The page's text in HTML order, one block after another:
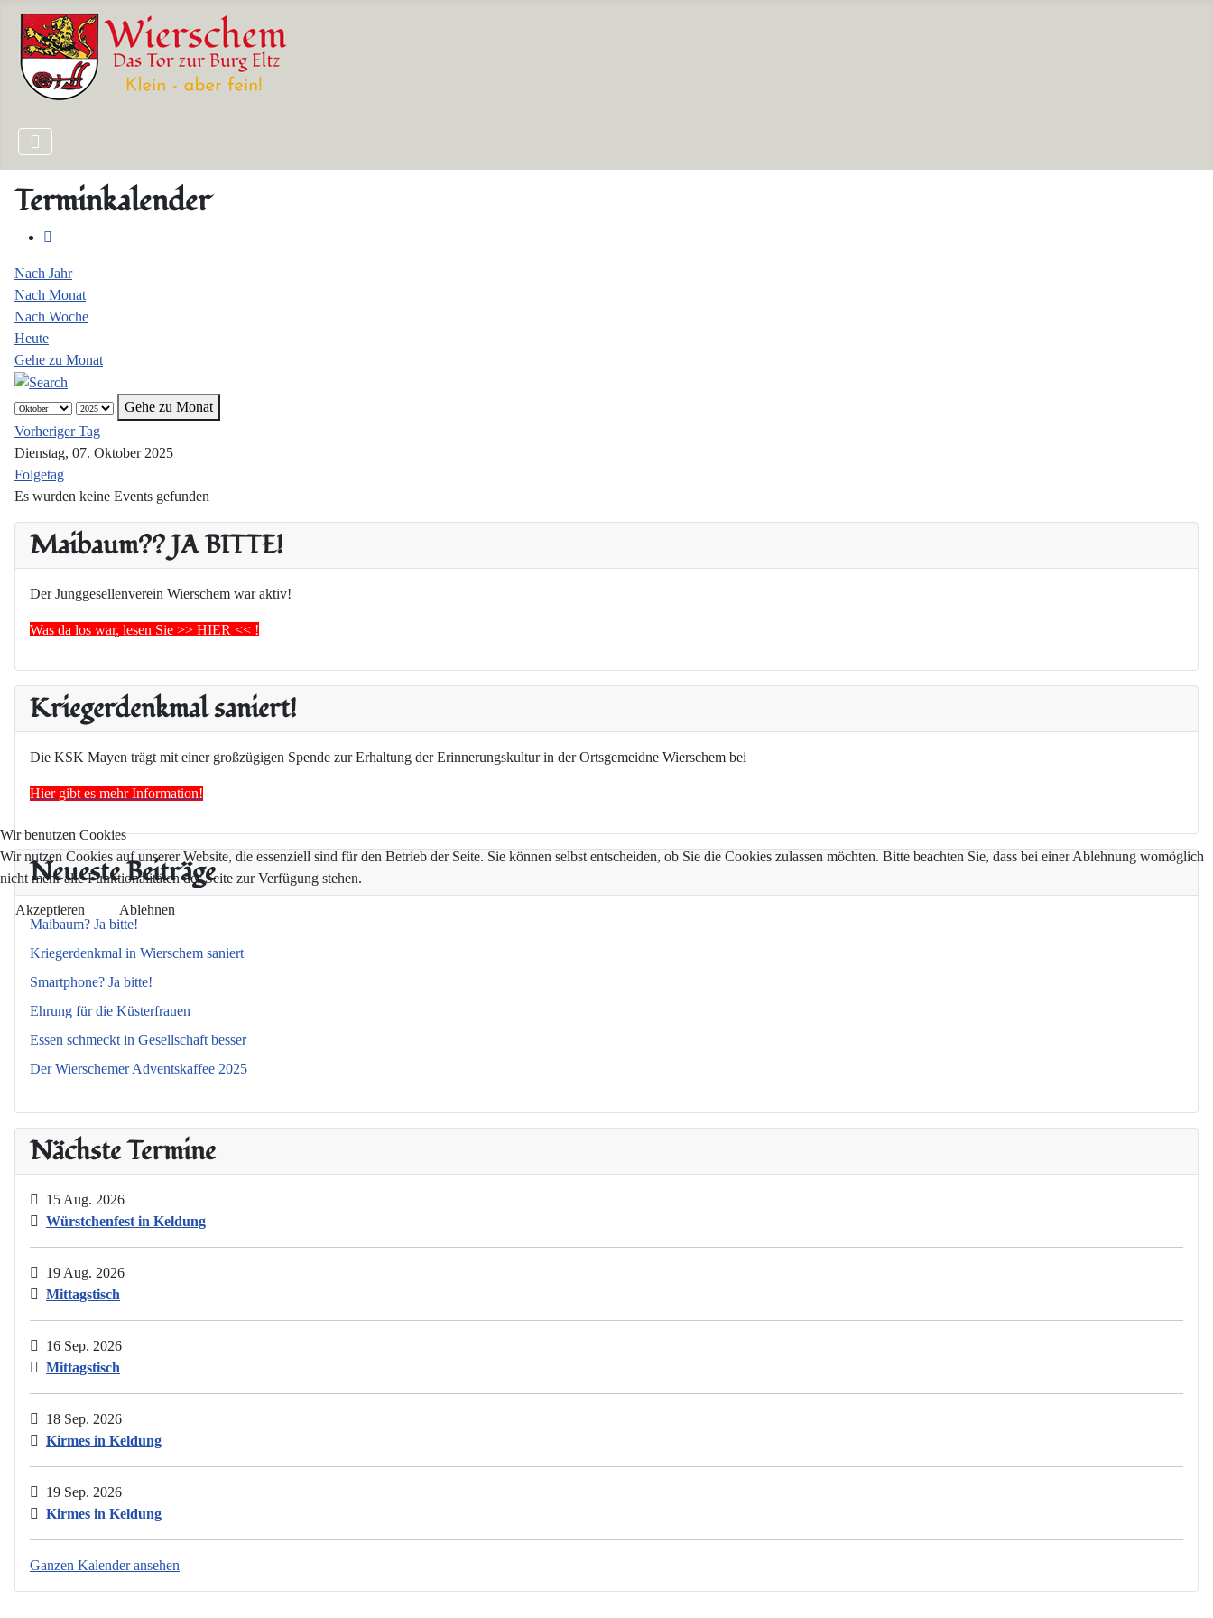
Maibaum?? JA BITTE!
Der Junggesellenverein Wierschem war aktiv!
Was da los war, lesen Sie >> HIER << !
Kriegerdenkmal saniert!
Die KSK Mayen trägt mit einer großzügigen Spende zur Erhaltung der Erinnerungskultur in der Ortsgemeidne Wierschem bei
Hier gibt es mehr Information!
Neueste Beiträge
Maibaum? Ja bitte!
Kriegerdenkmal in Wierschem saniert
Smartphone? Ja bitte!
Ehrung für die Küsterfrauen
Essen schmeckt in Gesellschaft besser
Der Wierschemer Adventskaffee 2025
Nächste Termine
15 Aug. 2026
Würstchenfest in Keldung
19 Aug. 2026
Mittagstisch
16 Sep. 2026
Mittagstisch
18 Sep. 2026
Kirmes in Keldung
19 Sep. 2026
Kirmes in Keldung
Ganzen Kalender ansehen
Terminkalender
Nach Jahr
Nach Monat
Nach Woche
Heute
Gehe zu Monat
Gehe zu Monat
Vorheriger Tag
Dienstag, 07. Oktober 2025
Folgetag
Es wurden keine Events gefunden
Wir benutzen Cookies
Wir nutzen Cookies auf unserer Website, die essenziell sind für den Betrieb der Seite. Sie können selbst entscheiden, ob Sie die Cookies zulassen möchten. Bitte beachten Sie, dass bei einer Ablehnung womöglich
nicht mehr alle Funktionalitäten der Seite zur Verfügung stehen.
Akzeptieren Ablehnen